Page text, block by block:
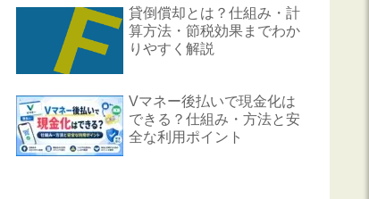
貸倒償却とは？仕組み・計
算方法・節税効果までわか
りやすく解説
Vマネー後払いで現金化は
できる？仕組み・方法と安
全な利用ポイント